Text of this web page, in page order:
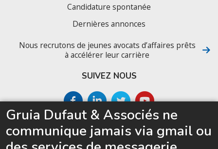
SITEMAP
Candidature spontanée
Dernières annonces
Nous recrutons de jeunes avocats d’affaires prêts
à accélérer leur carrière
SUIVEZ NOUS
Gruia Dufaut & Associés ne
communique jamais via gmail ou